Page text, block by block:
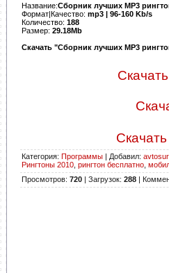
Название:Сборник лучших MP3
Формат|Качество: mp3 | 96-160 Kb/s
Количество: 188
Размер: 29.18Mb
Скачать "Сборник лучших MP3
Категория: Программы | Добавил:
Рингтоны 2010 рингтон бесплатно
Просмотров: 720 | Загрузок: 288 |